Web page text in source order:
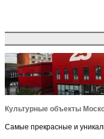
Культурные объекты
Самые прекрасные и